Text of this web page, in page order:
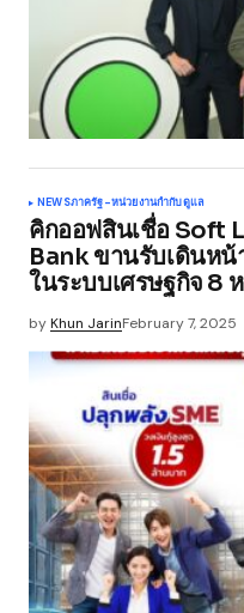
NEWSภาครัฐ-หน่วยงานกำกับดูแล
คิกออฟสินเชื่อ Soft
Bank ขานรับเดินหน้
ในระบบเศรษฐกิจ 8
byKhun JarinFebruary 7, 2025